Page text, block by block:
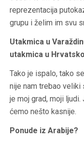
reprezentacija
grupu i želim im svu
Utakmica u
utakmica u
Tako je ispalo, tako
nije nam trebao veliki
je moj grad, moji
ćemo nešto kasnije.
Ponude iz Arabije?